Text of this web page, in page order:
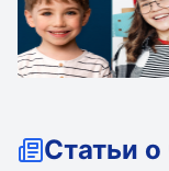
Статьи